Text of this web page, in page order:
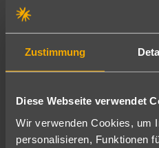
Zustimmung
Diese Webseite verwendet
Wir verwenden Cookies, um
personalisieren, Funktionen
4.5
7 Nächte∙Frühstück